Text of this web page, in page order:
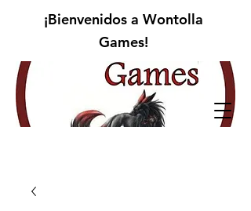
¡Bienvenidos a Wontolla
Games!